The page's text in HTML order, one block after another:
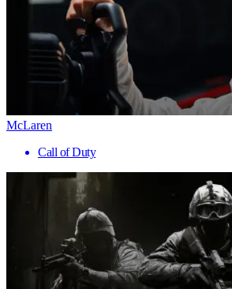
McLaren
Call of Duty